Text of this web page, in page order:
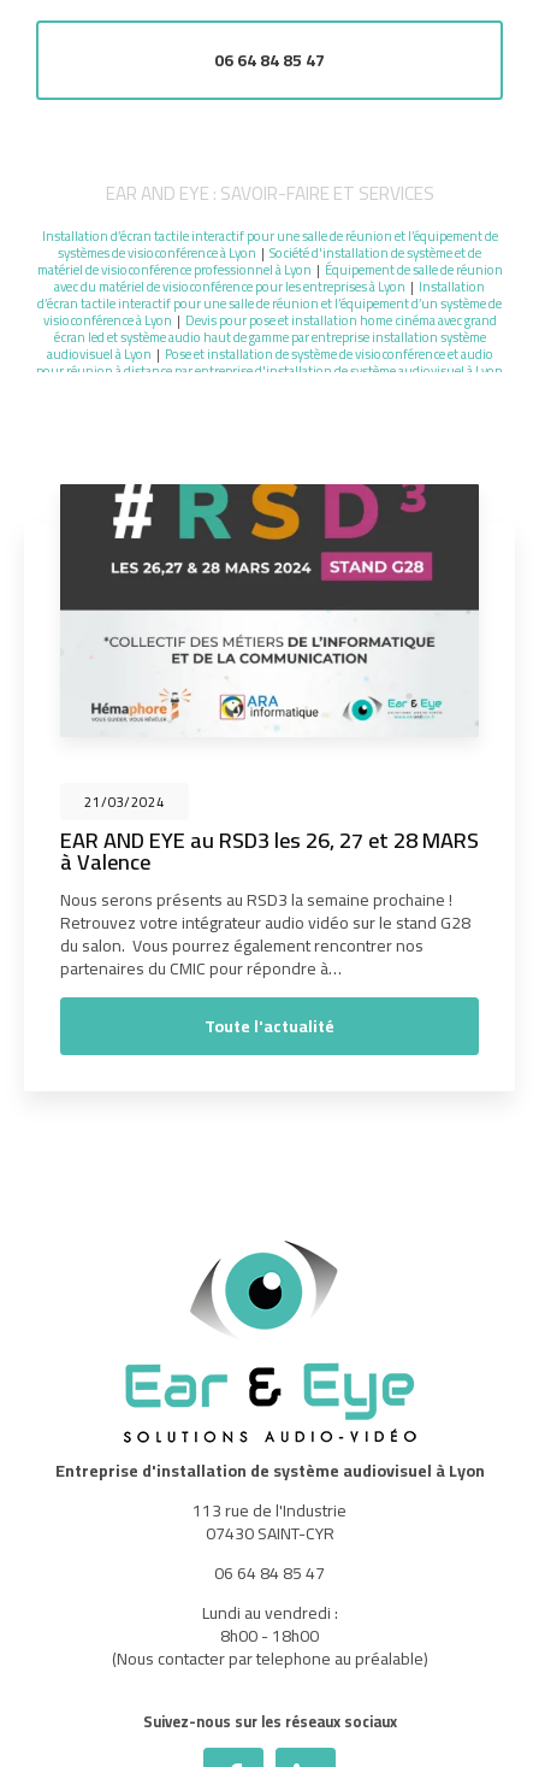
06 64 84 85 47
EAR AND EYE : SAVOIR-FAIRE ET SERVICES
Installation d’écran tactile interactif pour une salle de réunion et l’équipement de
systèmes de visioconférence à Lyon | Société d'installation de système et de
matériel de visioconférence professionnel à Lyon | Équipement de salle de réunion
avec du matériel de visioconférence pour les entreprises à Lyon | Installation
d’écran tactile interactif pour une salle de réunion et l’équipement d’un système de
visioconférence à Lyon| Devis pour pose et installation home cinéma avec grand
écran led et système audio haut de gamme par entreprise installation système
audiovisuel à Lyon | Pose et installation de système de visioconférence et audio
pour réunion à distance par entreprise d'installation de système audiovisuel à Lyon
21/03/2024
EAR AND EYE au RSD3 les 26, 27 et 28 MARS
à Valence
Nous serons présents au RSD3 la semaine prochaine !
Retrouvez votre intégrateur audio vidéo sur le stand G28
du salon. Vous pourrez également rencontrer nos
partenaires du CMIC pour répondre à…
Toute l'actualité
Entreprise d'installation de système audiovisuel à Lyon
113 rue de l'Industrie
07430 SAINT-CYR
06 64 84 85 47
Lundi au vendredi :
8h00 - 18h00
(Nous contacter par telephone au préalable)
Suivez-nous sur les réseaux sociaux